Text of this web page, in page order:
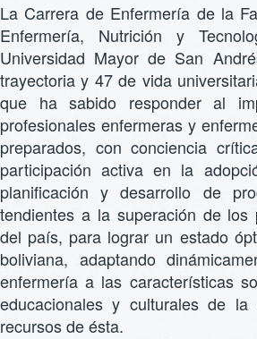
La Carrera de Enfermería de la
Enfermería, Nutrición y
Universidad Mayor de San
trayectoria y 47 de vida
que ha sabido responder al
profesionales enfermeras y
preparados, con conciencia
participación activa en la
planificación y desarrollo de
tendientes a la superación de los
del país, para lograr un estado
boliviana, adaptando
enfermería a las características
educacionales y culturales de
recursos de ésta.